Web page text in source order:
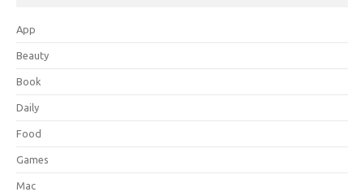
App
Beauty
Book
Daily
Food
Games
Mac